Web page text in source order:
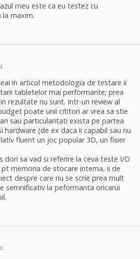
meu este ca eu testez cu
maxim.
in articol metodologia de testare ii
tabletelor mai performante; prea
rezultate nu sunt. Intr-un review al
poate unii cititori ar vrea sa stie
sau particularitati exista pe partea
hardware (de ex daca ii capabil sau nu
fluent un joc popular 3D, un fisier
dori sa vad si referire la ceva teste I/O
memoria de stocare interna, ii de
despre care nu se scrie prea mult
semnificativ la peformanta oricarui